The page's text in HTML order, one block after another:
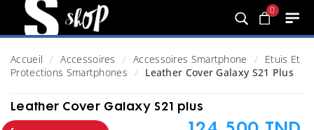
0
Accueil Accessoires Accessoires Smartphone
Etuis Et
Protections Smartphones
Leather Cover Galaxy S21 Plus
Leather Cover Galaxy S21 plus